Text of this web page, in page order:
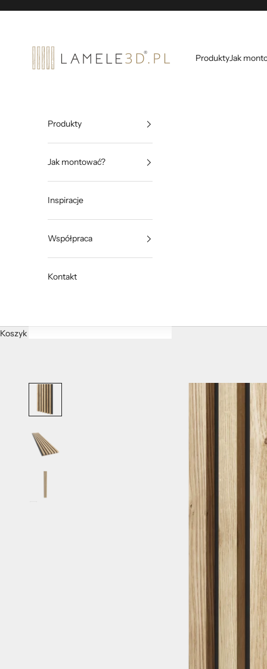
ProduktyJak
Produkty
Jak montować?
Inspiracje
Współpraca
Kontakt
Koszyk